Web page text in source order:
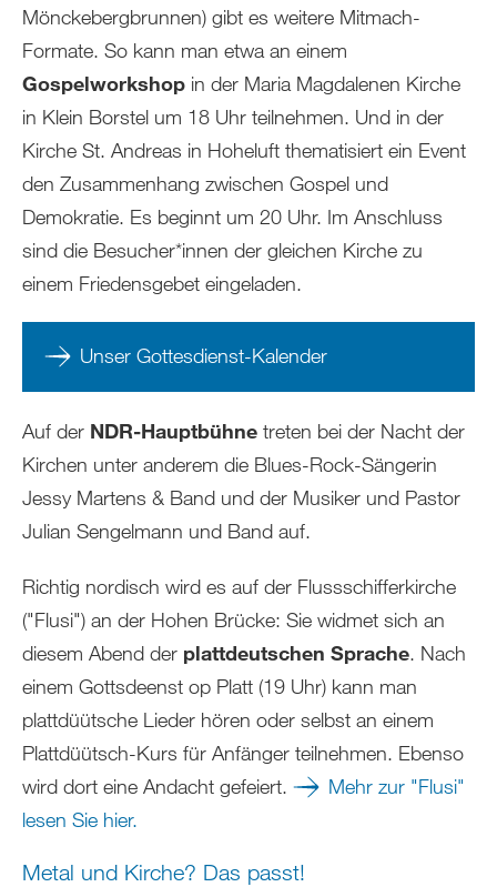
Mönckebergbrunnen) gibt es weitere Mitmach-
Formate. So kann man etwa an einem
Gospelworkshop in der Maria Magdalenen Kirche
in Klein Borstel um 18 Uhr teilnehmen. Und in der
Kirche St. Andreas in Hoheluft thematisiert ein Event
den Zusammenhang zwischen Gospel und
Demokratie. Es beginnt um 20 Uhr. Im Anschluss
sind die Besucher*innen der gleichen Kirche zu
einem Friedensgebet eingeladen.
Unser Gottesdienst-Kalender
Auf der NDR-Hauptbühne treten bei der Nacht der
Kirchen unter anderem die Blues-Rock-Sängerin
Jessy Martens & Band und der Musiker und Pastor
Julian Sengelmann und Band auf.
Richtig nordisch wird es auf der Flussschifferkirche
("Flusi") an der Hohen Brücke: Sie widmet sich an
diesem Abend der plattdeutschen Sprache. Nach
einem Gottsdeenst op Platt (19 Uhr) kann man
plattdüütsche Lieder hören oder selbst an einem
Plattdüütsch-Kurs für Anfänger teilnehmen. Ebenso
wird dort eine Andacht gefeiert.
Mehr zur "Flusi"
lesen Sie hier.
Metal und Kirche? Das passt!